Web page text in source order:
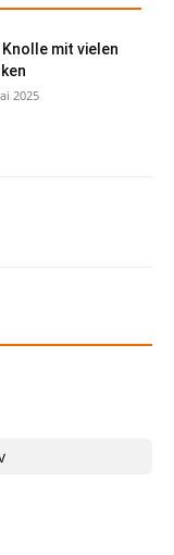
Knolle mit vielen
2025